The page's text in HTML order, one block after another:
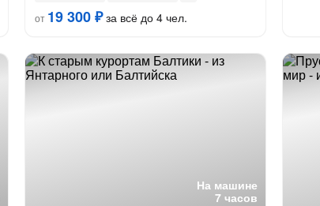
от 19 300 ₽за всё до 4 чел.
На машине
7 часов